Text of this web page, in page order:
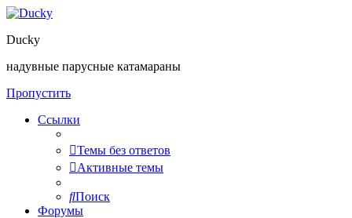
Ducky
надувные парусные катамараны
Пропустить
Ссылки
Темы без ответов
Активные темы
Поиск
Форумы